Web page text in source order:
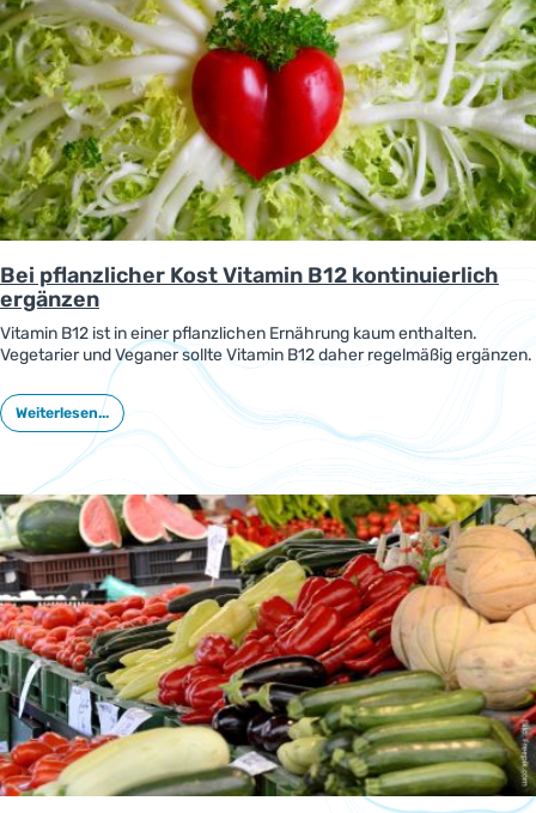
Bei pflanzlicher Kost Vitamin B12 kontinuierlich
ergänzen
Vitamin B12 ist in einer pflanzlichen Ernährung kaum enthalten.
Vegetarier und Veganer sollte Vitamin B12 daher regelmäßig ergänzen.
So kann ein ausreichender B12-Spiegel erreicht und ein -Mangel
vermieden werden. Das zeigt eine neue Fallstudie am Beispiel eines
Veganers.
Weiterlesen...